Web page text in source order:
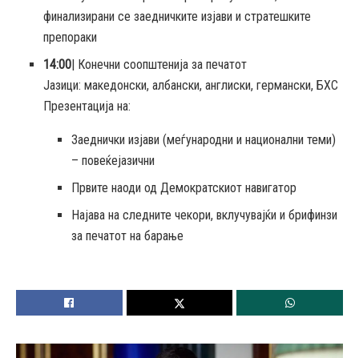
финализирани се заедничките изјави и стратешките
препораки
14:00| Конечни соопштенија за печатот
Јазици: македонски, албански, англиски, германски, БХС
Презентација на:
Заеднички изјави (меѓународни и национални теми)
– повеќејазични
Првите наоди од Демократскиот навигатор
Најава на следните чекори, вклучувајќи и брифинзи
за печатот на барање